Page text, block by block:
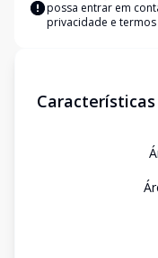
possa entrar em
privacidade e
Características